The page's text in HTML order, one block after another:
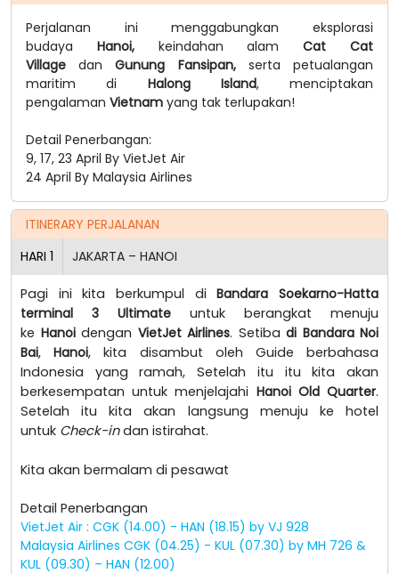
Perjalanan ini menggabungkan eksplorasi
budaya Hanoi,keindahan alamCat Cat
Village danGunung Fansipan,serta petualangan
maritim di Halong Island, menciptakan
pengalaman Vietnam yang tak terlupakan!
Detail Penerbangan:
9, 17, 23 April By VietJet Air
24 April By Malaysia Airlines
ITINERARY PERJALANAN
HARI 1 JAKARTA – HANOI
Pagi ini kita berkumpul diBandara Soekarno-Hatta
terminal 3 Ultimate untuk berangkat menuju
ke Hanoidengan VietJet Airlines. Setiba di Bandara Noi
Bai,Hanoi, kita disambut oleh Guide berbahasa
Indonesia yang ramah, Setelah itu itu kita akan
berkesempatan untuk menjelajahi Hanoi Old Quarter.
Setelah itu kita akan langsung menuju ke hotel
untuk Check-indan istirahat.
Kita akan bermalam di pesawat
Detail Penerbangan
VietJet Air : CGK (14.00) - HAN (18.15) by VJ 928
Malaysia Airlines CGK (04.25) - KUL (07.30) by MH 726 &
KUL (09.30) – HAN (12.00)